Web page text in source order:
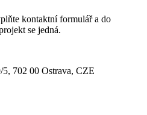
kontaktní formulář a do
se jedná.
702 00 Ostrava, CZE